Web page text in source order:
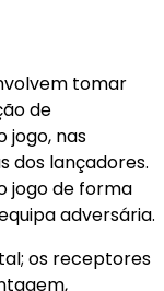
tomar
de
jogo, nas
dos lançadores.
jogo de forma
adversária.
os receptores